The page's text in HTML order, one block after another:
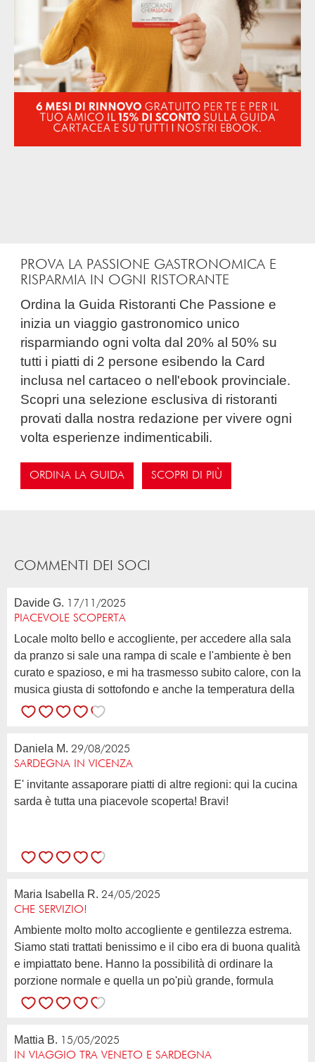
PROVA LA PASSIONE GASTRONOMICA E
RISPARMIA IN OGNI RISTORANTE
Ordina la Guida Ristoranti Che Passione e
inizia un viaggio gastronomico unico
risparmiando ogni volta dal 20% al 50% su
tutti i piatti di 2 persone esibendo la Card
inclusa nel cartaceo o nell'ebook provinciale.
Scopri una selezione esclusiva di ristoranti
provati dalla nostra redazione per vivere ogni
volta esperienze indimenticabili.
ORDINA LA GUIDA SCOPRI DI PIÙ
COMMENTI DEI SOCI
Davide G. 17/11/2025
PIACEVOLE SCOPERTA
Locale molto bello e accogliente, per accedere alla sala
da pranzo si sale una rampa di scale e l'ambiente è ben
curato e spazioso, e mi ha trasmesso subito calore, con la
musica giusta di sottofondo e anche la temperatura della
sala era perfetta. Servizio buono e mai invadente, menù
Daniela M. 29/08/2025
SARDEGNA IN VICENZA
E' invitante assaporare piatti di altre regioni: qui la cucina
sarda è tutta una piacevole scoperta! Bravi!
Maria Isabella R. 24/05/2025
CHE SERVIZIO!
Ambiente molto molto accogliente e gentilezza estrema.
Siamo stati trattati benissimo e il cibo era di buona qualità
e impiattato bene. Hanno la possibilità di ordinare la
porzione normale e quella un po'più grande, formula
interessante.
Mattia B. 15/05/2025
IN VIAGGIO TRA VENETO E SARDEGNA